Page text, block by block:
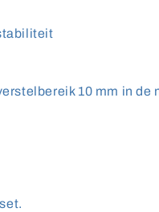
10 mm in de